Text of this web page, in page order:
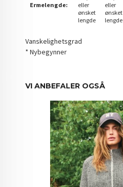
Ermelengde:
eller
ønsket
lengde
eller
ønsket
lengde
Vanskelighetsgrad
* Nybegynner
VI ANBEFALER OGSÅ